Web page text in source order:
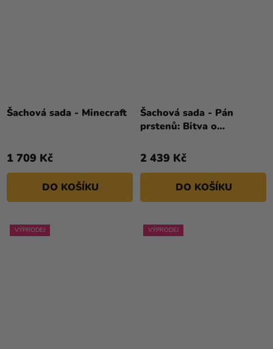
Šachová sada - Minecraft
1 709 Kč
DO KOŠÍKU
Šachová sada - Pán
prstenů: Bitva o
2 439 Kč
DO KOŠÍKU
VÝPRODEJ VÝPRODEJ